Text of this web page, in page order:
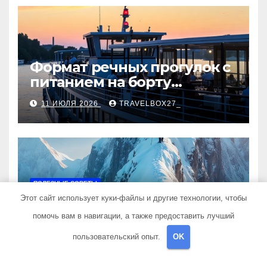
Формат речных прогулок с
питанием на борту
теплохода
11 ИЮЛЯ 2026 TRAVELBOX27_
ПОЛЕЗНЫЕ СОВЕТЫ
Восхождение на Эльбрус:
полный гид для
покорителя высочайшей
вершины Европы
10 МАЯ 2025 TRAVELBOX27_
Этот сайт использует куки-файлы и другие технологии, чтобы
помочь вам в навигации, а также предоставить лучший
пользовательский опыт. OK